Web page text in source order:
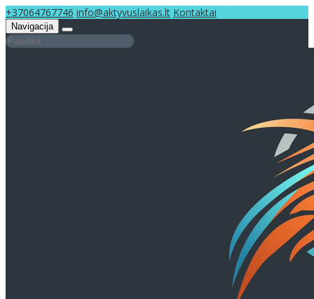
+37064767746 info@aktyvuslaikas.lt Kontaktai
Navigacija